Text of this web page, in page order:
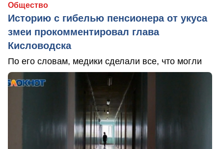
Общество
Историю с гибелью пенсионера от укуса
змеи прокомментировал глава
Кисловодска
По его словам, медики сделали все, что могли